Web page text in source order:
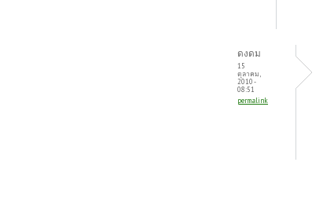
ดงดม
15
ตุลาคม,
2010 -
08:51
permalink